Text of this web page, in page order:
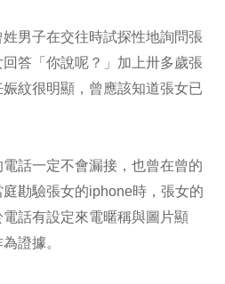
男子在交往時試探性地詢問張
答「你說呢？」加上卅多歲張
紋很明顯，曾應該知道張女已
話一定不會漏接，也曾在曾的
勘驗張女的iphone時，張女的
話有設定來電暱稱與圖片顯
證據。